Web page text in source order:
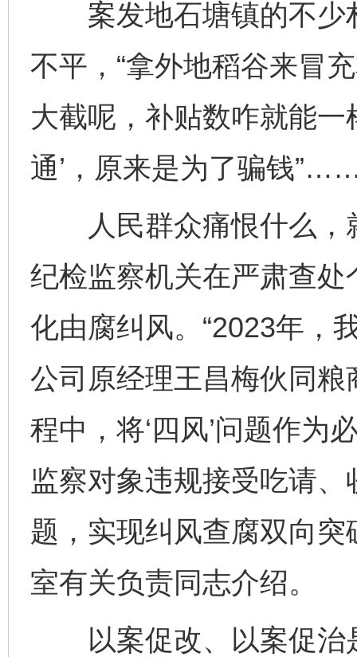
案发地石塘镇的不少
不平，“拿外地稻谷来冒
大截呢，补贴数咋就能一
通’，原来是为了骗钱
人民群众痛恨什么，
纪检监察机关在严肃查
化由腐纠风。“2023年，
公司原经理王昌梅伙同
程中，将‘四风’问题作为
监察对象违规接受吃请
题，实现纠风查腐双向突
室有关负责同志介绍。
以案促改、以案促治